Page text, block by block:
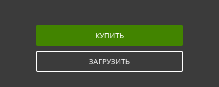
КУПИТЬ
ЗАГРУЗИТЬ